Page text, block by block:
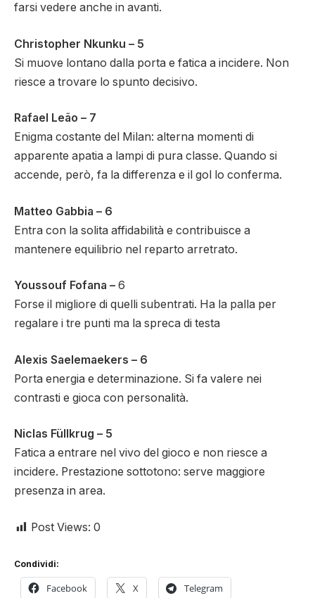
farsi vedere anche in avanti.
Christopher Nkunku – 5
Si muove lontano dalla porta e fatica a incidere. Non
riesce a trovare lo spunto decisivo.
Rafael Leão – 7
Enigma costante del Milan: alterna momenti di
apparente apatia a lampi di pura classe. Quando si
accende, però, fa la differenza e il gol lo conferma.
Matteo Gabbia – 6
Entra con la solita affidabilità e contribuisce a
mantenere equilibrio nel reparto arretrato.
Youssouf Fofana – 6
Forse il migliore di quelli subentrati. Ha la palla per
regalare i tre punti ma la spreca di testa
Alexis Saelemaekers – 6
Porta energia e determinazione. Si fa valere nei
contrasti e gioca con personalità.
Niclas Füllkrug – 5
Fatica a entrare nel vivo del gioco e non riesce a
incidere. Prestazione sottotono: serve maggiore
presenza in area.
Post Views: 0
Condividi:
Facebook X Telegram